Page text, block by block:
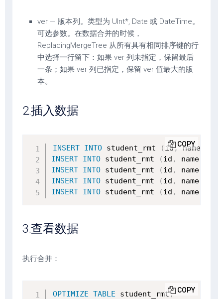
ver — 版本列。类型为 UInt*, Date 或 DateTime。
可选参数。在数据合并的时候，
ReplacingMergeTree 从所有具有相同排序键的行
中选择一行留下：如果 ver 列未指定，保留最后
一条；如果 ver 列已指定，保留 ver 值最大的版
本。
2.插入数据
INSERT INTO student_rmt ( id, name
INSERT INTO student_rmt ( id , name
INSERT INTO student_rmt ( id , name
INSERT INTO student_rmt ( id , name
INSERT INTO student_rmt ( id , name
COPY
3.查看数据
执行合并：
OPTIMIZE TABLE student_rmt; COPY